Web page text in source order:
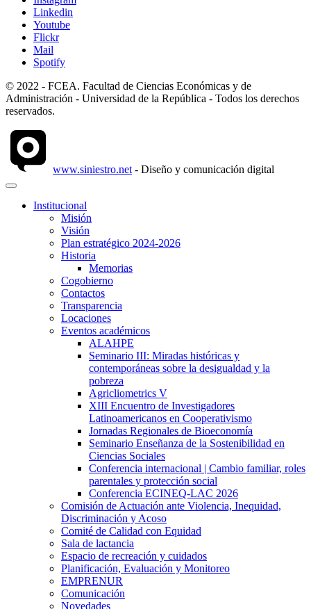
Linkedin
Youtube
Flickr
Mail
Spotify
© 2022 - FCEA. Facultad de Ciencias Económicas y de
Administración - Universidad de la República - Todos los derechos
reservados.
www.siniestro.net - Diseño y comunicación digital
Institucional
Misión
Visión
Plan estratégico 2024-2026
Historia
Memorias
Cogobierno
Contactos
Transparencia
Locaciones
Eventos académicos
ALAHPE
Seminario III: Miradas históricas y
contemporáneas sobre la desigualdad y la
pobreza
Agricliometrics V
XIII Encuentro de Investigadores
Latinoamericanos en Cooperativismo
Jornadas Regionales de Bioeconomía
Seminario Enseñanza de la Sostenibilidad en
Ciencias Sociales
Conferencia internacional | Cambio familiar, roles
parentales y protección social
Conferencia ECINEQ-LAC 2026
Comisión de Actuación ante Violencia, Inequidad,
Discriminación y Acoso
Comité de Calidad con Equidad
Sala de lactancia
Espacio de recreación y cuidados
Planificación, Evaluación y Monitoreo
EMPRENUR
Comunicación
Novedades